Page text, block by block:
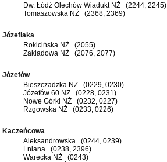
Dw. Łódź Olechów Wiadukt NŻ (2244, 2245)
Tomaszowska NŻ (2368, 2369)
Józefiaka
Rokicińska NŻ (2055)
Zakładowa NŻ (2076, 2077)
Józefów
Bieszczadzka NŻ (0229, 0230)
Józefów 60 NŻ (0228, 0231)
Nowe Górki NŻ (0232, 0227)
Rzgowska NŻ (0233, 0226)
Kaczeńcowa
Aleksandrowska (0244, 0239)
Lniana (0238, 2396)
Warecka NŻ (0243)